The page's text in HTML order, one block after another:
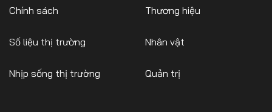
Chính sách
Số liệu thị trường
Nhịp sống thị trường
Thương hiệu
Nhân vật
Quản trị